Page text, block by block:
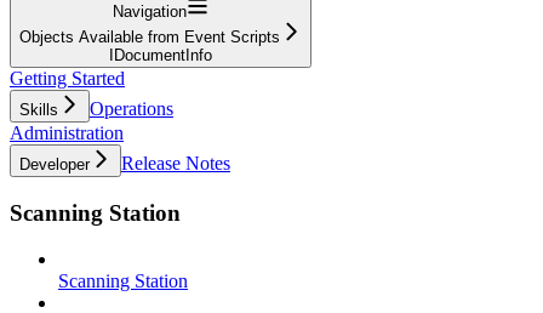
Navigation
Objects Available from Event Scripts
IDocumentInfo
Getting Started
Skills
Operations
Administration
Developer Release Notes
Scanning Station
Scanning Station